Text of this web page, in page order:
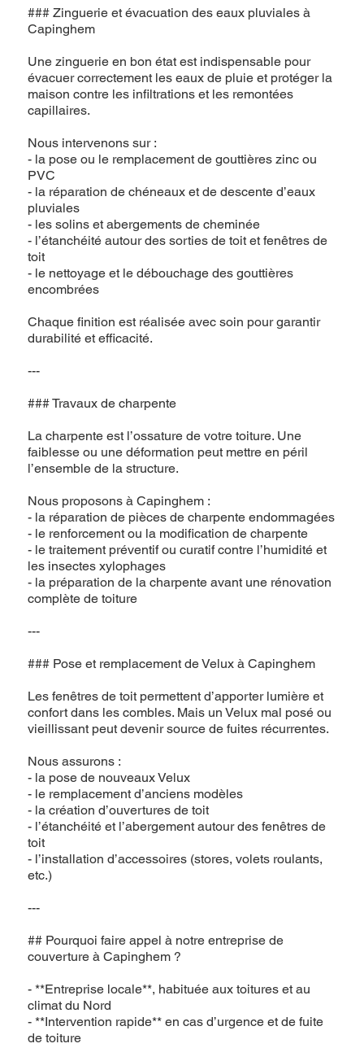
### Zinguerie et évacuation des eaux pluviales à
Capinghem
Une zinguerie en bon état est indispensable pour
évacuer correctement les eaux de pluie et protéger la
maison contre les infiltrations et les remontées
capillaires.
Nous intervenons sur :
- la pose ou le remplacement de gouttières zinc ou
PVC
- la réparation de chéneaux et de descente d’eaux
pluviales
- les solins et abergements de cheminée
- l’étanchéité autour des sorties de toit et fenêtres de
toit
- le nettoyage et le débouchage des gouttières
encombrées
Chaque finition est réalisée avec soin pour garantir
durabilité et efficacité.
---
### Travaux de charpente
La charpente est l’ossature de votre toiture. Une
faiblesse ou une déformation peut mettre en péril
l’ensemble de la structure.
Nous proposons à Capinghem :
- la réparation de pièces de charpente endommagées
- le renforcement ou la modification de charpente
- le traitement préventif ou curatif contre l’humidité et
les insectes xylophages
- la préparation de la charpente avant une rénovation
complète de toiture
---
### Pose et remplacement de Velux à Capinghem
Les fenêtres de toit permettent d’apporter lumière et
confort dans les combles. Mais un Velux mal posé ou
vieillissant peut devenir source de fuites récurrentes.
Nous assurons :
- la pose de nouveaux Velux
- le remplacement d’anciens modèles
- la création d’ouvertures de toit
- l’étanchéité et l’abergement autour des fenêtres de
toit
- l’installation d’accessoires (stores, volets roulants,
etc.)
---
## Pourquoi faire appel à notre entreprise de
couverture à Capinghem ?
- **Entreprise locale**, habituée aux toitures et au
climat du Nord
- **Intervention rapide** en cas d’urgence et de fuite
de toiture